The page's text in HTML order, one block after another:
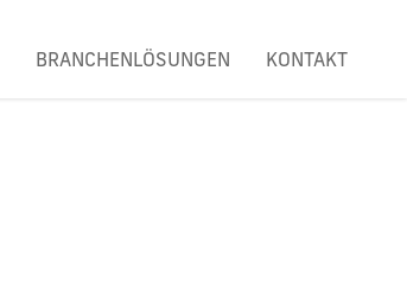
BRANCHENLÖSUNGEN KONTAKT